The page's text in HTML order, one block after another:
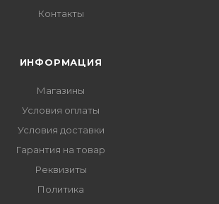
Контакты
ИНФОРМАЦИЯ
Магазины
Условия оплаты
Условия доставки
Гарантия на товар
Реквизиты
Политика